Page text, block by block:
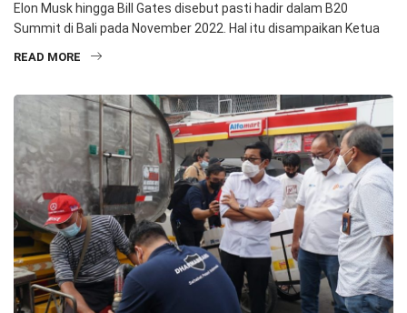
Elon Musk hingga Bill Gates disebut pasti hadir dalam B20
Summit di Bali pada November 2022. Hal itu disampaikan Ketua
READ MORE